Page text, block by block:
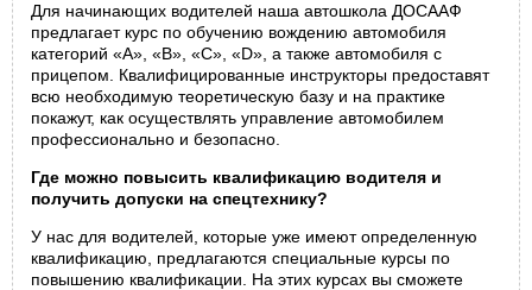
Для начинающих водителей наша автошкола ДОСААФ
предлагает курс по обучению вождению автомобиля
категорий «A», «B», «C», «D», а также автомобиля с
прицепом. Квалифицированные инструкторы предоставят
всю необходимую теоретическую базу и на практике
покажут, как осуществлять управление автомобилем
профессионально и безопасно.
Где можно повысить квалификацию водителя и
получить допуски на спецтехнику?
У нас для водителей, которые уже имеют определенную
квалификацию, предлагаются специальные курсы по
повышению квалификации. На этих курсах вы сможете